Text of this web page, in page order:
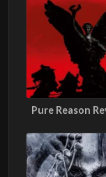
Pure Reason